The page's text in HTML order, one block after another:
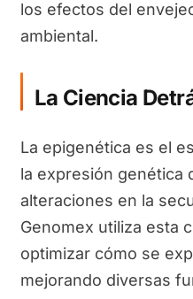
los efectos del
ambiental.
La Ciencia
La epigenética es el
la expresión genética
alteraciones en la
Genomex utiliza esta
optimizar cómo se
mejorando diversas